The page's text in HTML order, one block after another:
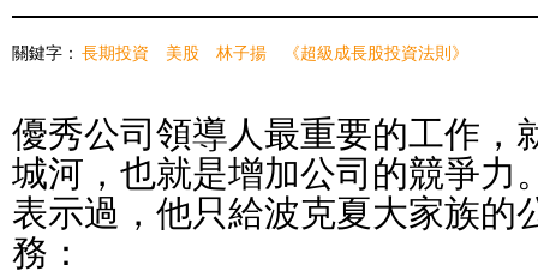
關鍵字： 長期投資 美股 林子揚 《超級成長股投資法則》
優秀公司領導人最重要的工作，
城河，也就是增加公司的競爭力
表示過，他只給波克夏大家族的
務：